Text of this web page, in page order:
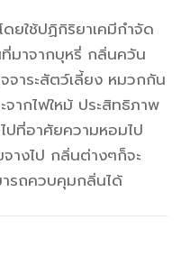
ยใช้ปฏิกิริยาเคมีกำจัด
มาจากบุหรี่ กลิ่นควัน
จาระสัตว์เลี้ยง หมวกกัน
จากไฟใหม้ ประสิทธิภาพ
ที่อาศัยความหอมไป
างไป กลิ่นต่างๆก็จะ
รถควบคุมกลิ่นได้